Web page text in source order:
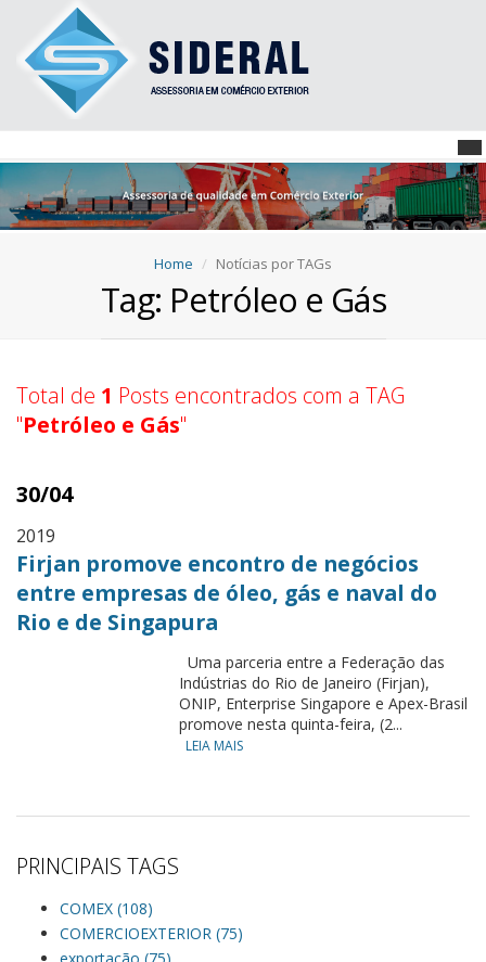
Home Notícias por TAGs
Tag: Petróleo e Gás
Total de 1 Posts encontrados com a TAG
"Petróleo e Gás"
30/04
2019
Firjan promove encontro de negócios
entre empresas de óleo, gás e naval do
Rio e de Singapura
Uma parceria entre a Federação das
Indústrias do Rio de Janeiro (Firjan),
ONIP, Enterprise Singapore e Apex-Brasil
promove nesta quinta-feira, (2...
LEIA MAIS
PRINCIPAIS TAGS
COMEX (108)
COMERCIOEXTERIOR (75)